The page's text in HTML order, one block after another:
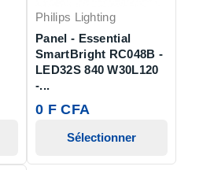
Philips Lighting
Panel - Essential
SmartBright RC048B -
LED32S 840 W30L120
-...
0 F CFA
Sélectionner